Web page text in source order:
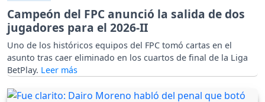
Campeón del FPC anunció la salida de dos
jugadores para el 2026-II
Uno de los históricos equipos del FPC tomó cartas en el
asunto tras caer eliminado en los cuartos de final de la Liga
BetPlay.